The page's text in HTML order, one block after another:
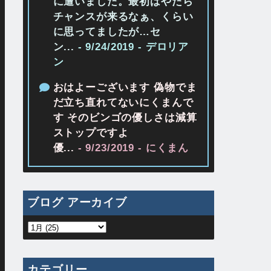
チャンスが来るなぁ、くらい
に思ってましたが…セ
ン... - 9/24/2019 - デロリア
ン
おはよーございます 偽物でま
だ立ち直れてないにくまんで
す そのビンゴの優しさは減算
ストップですよ
優... - 9/23/2019 - にくまん
ブログ アーカイブ